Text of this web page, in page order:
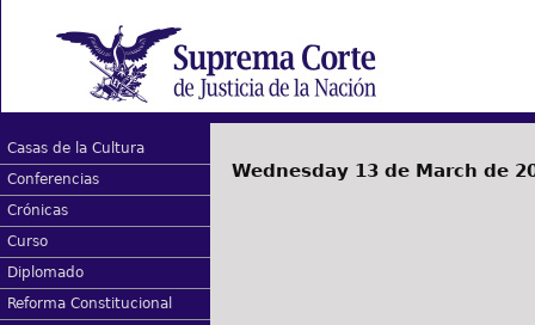
Casas de la Cultura
Conferencias
Crónicas
Curso
Diplomado
Reforma Constitucional
Wednesday 13 de March de